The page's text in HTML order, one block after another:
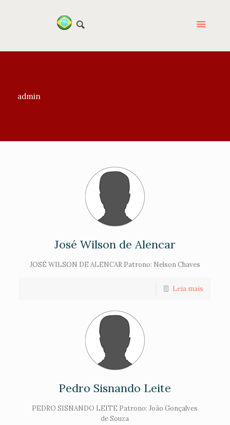
admin
José Wilson de Alencar
JOSÉ WILSON DE ALENCAR Patrono: Nelson Chaves
Leia mais
Pedro Sisnando Leite
PEDRO SISNANDO LEITE Patrono: João Gonçalves
de Souza